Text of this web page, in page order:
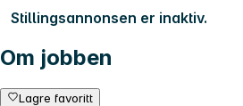
Stillingsannonsen er inaktiv.
Om jobben
Lagre favoritt